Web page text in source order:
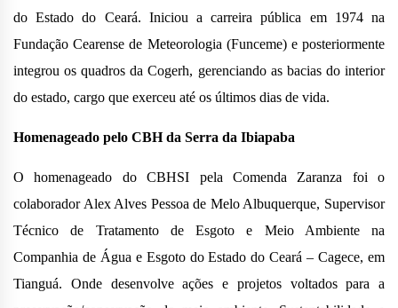
do Estado do Ceará. Iniciou a carreira pública em 1974 na
Fundação Cearense de Meteorologia (Funceme) e posteriormente
integrou os quadros da Cogerh, gerenciando as bacias do interior
do estado, cargo que exerceu até os últimos dias de vida.
Homenageado pelo CBH da Serra da Ibiapaba
O homenageado do CBHSI pela Comenda Zaranza foi o
colaborador Alex Alves Pessoa de Melo Albuquerque, Supervisor
Técnico de Tratamento de Esgoto e Meio Ambiente na
Companhia de Água e Esgoto do Estado do Ceará – Cagece, em
Tianguá. Onde desenvolve ações e projetos voltados para a